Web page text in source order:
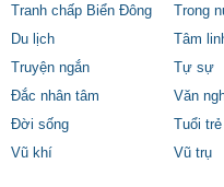
Tranh chấp Biển Đông
Trong
Du lịch
Tâm
Truyện ngắn
Tự sự
Đắc nhân tâm
Văn
Đời sống
Tuổi trẻ
Vũ khí
Vũ trụ